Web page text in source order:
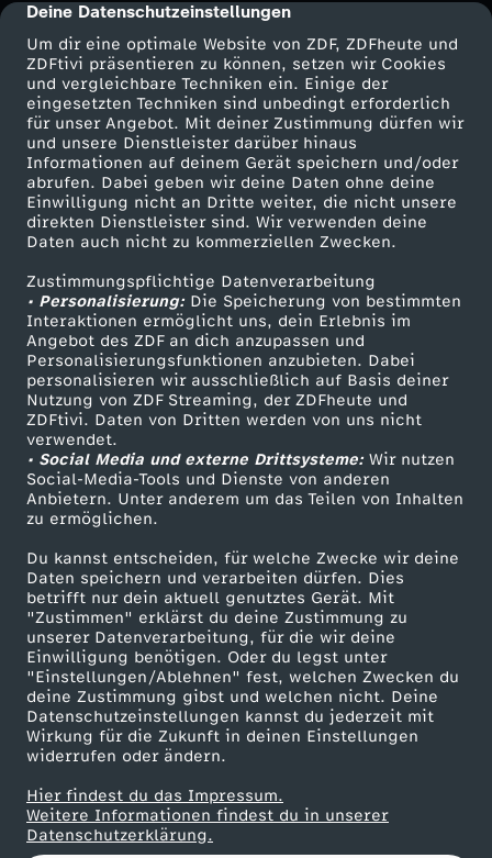
cmp-dialog-description
Deine Datenschutzeinstellungen
Um dir eine optimale Website von ZDF, ZDFheute und
ZDFtivi präsentieren zu können, setzen wir Cookies
und vergleichbare Techniken ein. Einige der
eingesetzten Techniken sind unbedingt erforderlich
für unser Angebot. Mit deiner Zustimmung dürfen wir
und unsere Dienstleister darüber hinaus
Informationen auf deinem Gerät speichern und/oder
abrufen. Dabei geben wir deine Daten ohne deine
Einwilligung nicht an Dritte weiter, die nicht unsere
direkten Dienstleister sind. Wir verwenden deine
Daten auch nicht zu kommerziellen Zwecken.
Zustimmungspflichtige Datenverarbeitung
• Personalisierung:Die Speicherung von bestimmten
Interaktionen ermöglicht uns, dein Erlebnis im
Angebot des ZDF an dich anzupassen und
Personalisierungsfunktionen anzubieten. Dabei
personalisieren wir ausschließlich auf Basis deiner
Nutzung von ZDF Streaming, der ZDFheute und
ZDFtivi. Daten von Dritten werden von uns nicht
verwendet.
• Social Media und externe Drittsysteme:Wir nutzen
Social-Media-Tools und Dienste von anderen
Anbietern. Unter anderem um das Teilen von Inhalten
zu ermöglichen.
Du kannst entscheiden, für welche Zwecke wir deine
Daten speichern und verarbeiten dürfen. Dies
betrifft nur dein aktuell genutztes Gerät. Mit
"Zustimmen" erklärst du deine Zustimmung zu
unserer Datenverarbeitung, für die wir deine
Einwilligung benötigen. Oder du legst unter
"Einstellungen/Ablehnen" fest, welchen Zwecken du
deine Zustimmung gibst und welchen nicht. Deine
Datenschutzeinstellungen kannst du jederzeit mit
Wirkung für die Zukunft in deinen Einstellungen
widerrufen oder ändern.
Hier findest du das Impressum.
Weitere Informationen findest du in unserer
Datenschutzerklärung.
e
g
i
n
n
e
n
d
i
e
H
e
x
e
n
v
Mehr ZDF
ZDF-Apps
Smart TV
ZDFtext
Livestreams
Sendungen A-Z
TV-Programm
Service
ZDFmitreden
Kontakt zum ZDF
Tickets
Zuschauerservice
Hilfe
ZDF Unternehmen
Karriere
ZDF goes Schule
Werbefernsehen
Mainzelmännchen
Partner